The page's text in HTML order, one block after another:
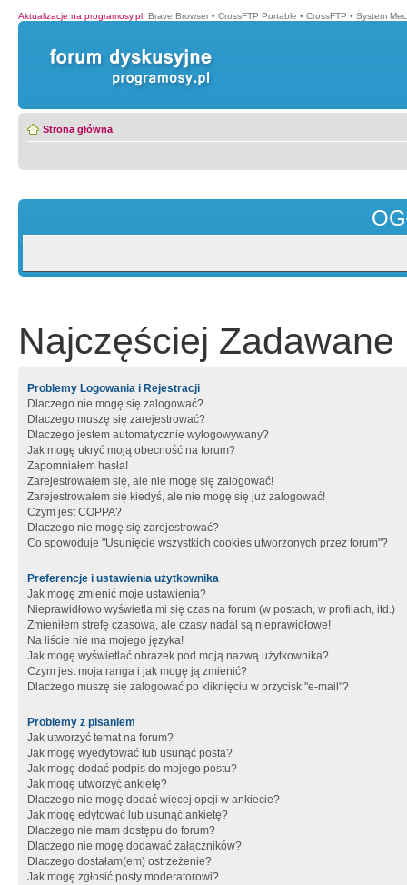
Aktualizacje na programosy.pl: Brave Browser • CrossFTP Portable • CrossFTP • System
Strona główna
Najczęściej Zadawane
Problemy Logowania i Rejestracji
Dlaczego nie mogę się zalogować?
Dlaczego muszę się zarejestrować?
Dlaczego jestem automatycznie wylogowywany?
Jak mogę ukryć moją obecność na forum?
Zapomniałem hasła!
Zarejestrowałem się, ale nie mogę się zalogować!
Zarejestrowałem się kiedyś, ale nie mogę się już zalogować!
Czym jest COPPA?
Dlaczego nie mogę się zarejestrować?
Co spowoduje "Usunięcie wszystkich cookies utworzonych przez forum"?
Preferencje i ustawienia użytkownika
Jak mogę zmienić moje ustawienia?
Nieprawidłowo wyświetla mi się czas na forum (w postach, w profilach, itd.)
Zmieniłem strefę czasową, ale czasy nadal są nieprawidłowe!
Na liście nie ma mojego języka!
Jak mogę wyświetlać obrazek pod moją nazwą użytkownika?
Czym jest moja ranga i jak mogę ją zmienić?
Dlaczego muszę się zalogować po kliknięciu w przycisk "e-mail"?
Problemy z pisaniem
Jak utworzyć temat na forum?
Jak mogę wyedytować lub usunąć posta?
Jak mogę dodać podpis do mojego postu?
Jak mogę utworzyć ankietę?
Dlaczego nie mogę dodać więcej opcji w ankiecie?
Jak mogę edytować lub usunąć ankietę?
Dlaczego nie mam dostępu do forum?
Dlaczego nie mogę dodawać załączników?
Dlaczego dostałam(em) ostrzeżenie?
Jak mogę zgłosić posty moderatorowi?